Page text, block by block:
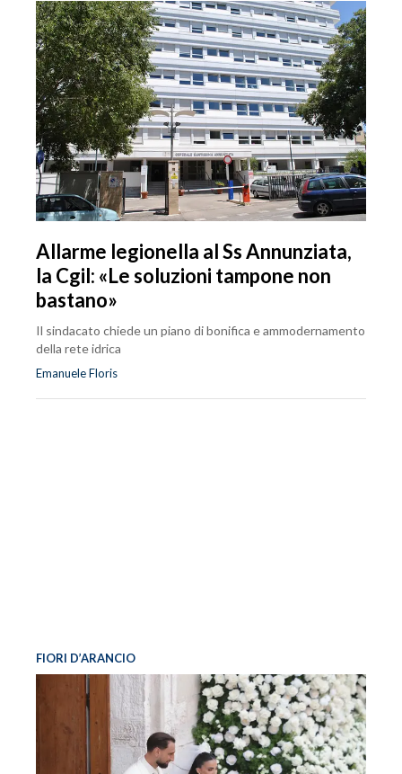
Allarme legionella al Ss Annunziata,
la Cgil: «Le soluzioni tampone non
bastano»
Il sindacato chiede un piano di bonifica e ammodernamento
della rete idrica
Emanuele Floris
FIORI D’ARANCIO